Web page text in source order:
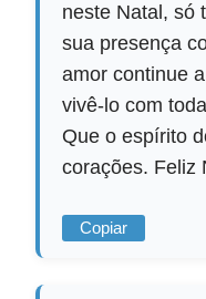
neste Natal, só
sua presença
amor continue
vivê-lo com
Que o espírito
corações. Feliz
Copiar